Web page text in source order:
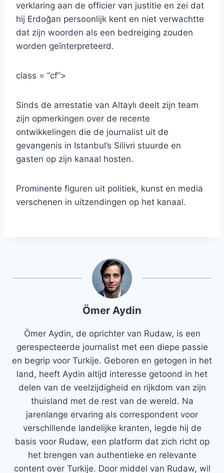
verklaring aan de officier van justitie en zei dat
hij Erdoğan persoonlijk kent en niet verwachtte
dat zijn woorden als een bedreiging zouden
worden geïnterpreteerd.
class = “cf”>
Sinds de arrestatie van Altaylı deelt zijn team
zijn opmerkingen over de recente
ontwikkelingen die de journalist uit de
gevangenis in Istanbul’s Silivri stuurde en
gasten op zijn kanaal hosten.
Prominente figuren uit politiek, kunst en media
verschenen in uitzendingen op het kanaal.
Ömer Aydin
Ömer Aydin, de oprichter van Rudaw, is een
gerespecteerde journalist met een diepe passie
en begrip voor Turkije. Geboren en getogen in het
land, heeft Aydin altijd interesse getoond in het
delen van de veelzijdigheid en rijkdom van zijn
thuisland met de rest van de wereld. Na
jarenlange ervaring als correspondent voor
verschillende landelijke kranten, legde hij de
basis voor Rudaw, een platform dat zich richt op
het brengen van authentieke en relevante
content over Turkije. Door middel van Rudaw, wil